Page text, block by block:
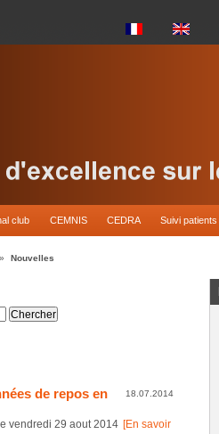
club CEMNIS CEDRA Suivi patients
» Nouvelles
18.07.2014
de repos en
vendredi 29 aout 2014 [En savoir